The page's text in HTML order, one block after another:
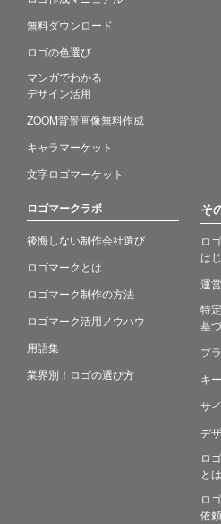
無料ダウンロード
ロゴの色選び
マンガでわかる
デザイン活用
ZOOM背景画像無料作成
キャラマーケット
文字ロゴマーケット
ロゴマークラボ
後悔しない制作会社選び
ロゴマークとは
ロゴマーク制作の方法
ロゴマーク活用ノウハウ
用語集
業界別！ロゴの選び方
そ
ロ
は
運
特
基
プ
キ
サ
デ
ロ
とは
ロ
依